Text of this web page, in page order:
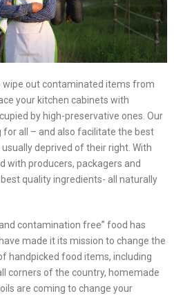
out contaminated items from
your kitchen cabinets with
by high-preservative ones. Our
for all – and also facilitate the best
deprived of their right. With
with producers, packagers and
quality ingredients- all naturally
contamination free” food has
made it its mission to change the
handpicked food items, including
corners of the country, homemade
are coming to change your